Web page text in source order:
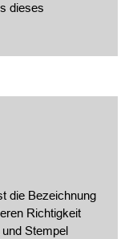
dieses
die Bezeichnung
Richtigkeit
Stempel